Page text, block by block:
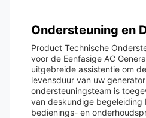
Ondersteuning en
Product Technische
voor de Eenfasige AC
uitgebreide assistentie om
levensduur van uw
ondersteuningsteam is
van deskundige begeleiding
bedienings- en